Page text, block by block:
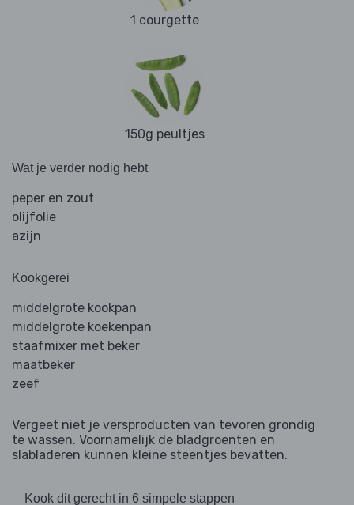
1 courgette
150g peultjes
Wat je verder nodig hebt
peper en zout
olijfolie
azijn
Kookgerei
middelgrote kookpan
middelgrote koekenpan
staafmixer met beker
maatbeker
zeef
Vergeet niet je versproducten van tevoren grondig
te wassen. Voornamelijk de bladgroenten en
slabladeren kunnen kleine steentjes bevatten.
Kook dit gerecht in 6 simpele stappen